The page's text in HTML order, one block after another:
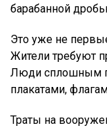
барабанной
Это уже не
Жители требуют
Люди сплошным
плакатами,
Траты на